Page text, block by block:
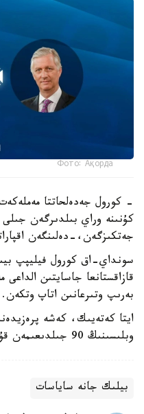
Фото: Ақорда
- كورول جەدەلحاتتا
كۇنىنە وراي بىلدىرگەن جىلى
جەتكىزگەن،-دەلىنگەن
سونداي-اق كورول فيليپپ
قازاقستانعا جاسايتىن
بەرىپ وتىرعانىن اتاپ وتكەن.
ايتا كەتەيىك، كەشە
وبلىسىنىڭ 90 جىلدىعىمەن قۇتتىقتادى.
بيلىك جانە ساياسات